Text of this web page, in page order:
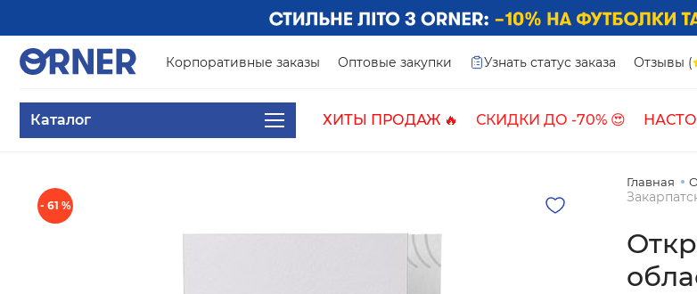
Корпоративные заказы Оптовые закупки Узнать статус заказа Отзывы (
Каталог ХИТЫ ПРОДАЖ 🔥 СКИДКИ ДО -70% 😍
- 61 %
Главная